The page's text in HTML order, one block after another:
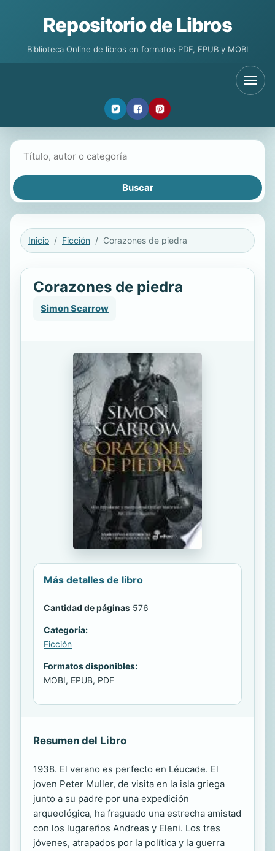
Repositorio de Libros
Biblioteca Online de libros en formatos PDF, EPUB y MOBI
Inicio Ficción Corazones de piedra
Corazones de piedra
Simon Scarrow
Más detalles de libro
Cantidad de páginas 576
Categoría:
Ficción
Formatos disponibles:
MOBI, EPUB, PDF
Resumen del Libro
1938. El verano es perfecto en Léucade. El
joven Peter Muller, de visita en la isla griega
junto a su padre por una expedición
arqueológica, ha fraguado una estrecha amistad
con los lugareños Andreas y Eleni. Los tres
jóvenes, atrapados por la política y la guerra